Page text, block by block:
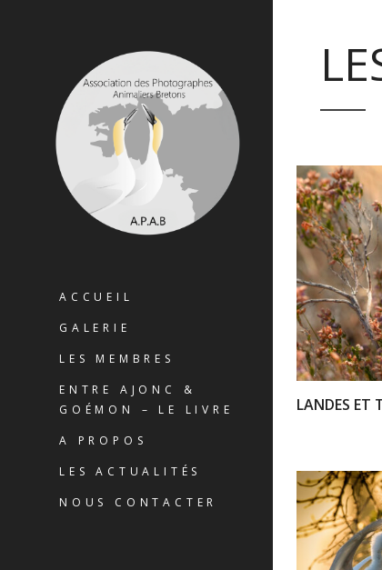
ACCUEIL
GALERIE
LES MEMBRES
ENTRE AJONC &
GOÉMON – LE LIVRE
A PROPOS
LES ACTUALITÉS
NOUS CONTACTER
LANDES ET